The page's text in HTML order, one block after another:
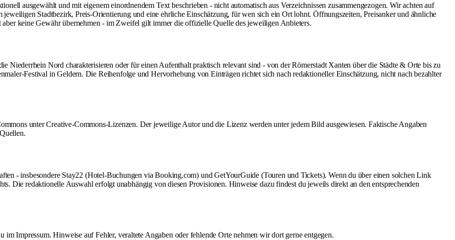
ausgewählt und mit eigenem einordnendem Text beschrieben - nicht automatisch aus Verzeichnissen zusammengezogen. Wir achten auf
Stadtbezirk, Preis-Orientierung und eine ehrliche Einschätzung, für wen sich ein Ort lohnt. Öffnungszeiten, Preisanker und ähnliche
keine Gewähr übernehmen - im Zweifel gilt immer die offizielle Quelle des jeweiligen Anbieters.
Niederrhein Nord charakterisieren oder für einen Aufenthalt praktisch relevant sind - von der Römerstadt Xanten über die Städte & Orte bis zu
Festival in Geldern. Die Reihenfolge und Hervorhebung von Einträgen richtet sich nach redaktioneller Einschätzung, nicht nach bezahlter
unter Creative-Commons-Lizenzen. Der jeweilige Autor und die Lizenz werden unter jedem Bild ausgewiesen. Faktische Angaben
- insbesondere Stay22 (Hotel-Buchungen via Booking.com) und GetYourGuide (Touren und Tickets). Wenn du über einen solchen Link
Die redaktionelle Auswahl erfolgt unabhängig von diesen Provisionen. Hinweise dazu findest du jeweils direkt an den entsprechenden
imImpressum. Hinweise auf Fehler, veraltete Angaben oder fehlende Orte nehmen wir dort gerne entgegen.